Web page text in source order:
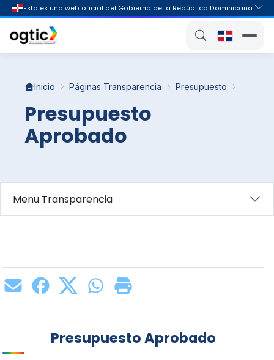
Inicio Páginas Transparencia Presupuesto
Presupuesto
Aprobado
Menu Transparencia
Presupuesto Aprobado